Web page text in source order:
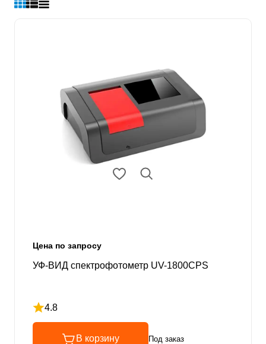
Цена по запросу
УФ-ВИД спектрофотометр UV-1800CPS
4.8
Рейтинг 4.8 из 5
В корзину Под заказ